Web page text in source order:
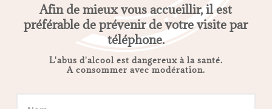
Afin de mieux vous accueillir, il est
préférable de prévenir de votre visite par
téléphone.
L'abus d'alcool est dangereux à la santé.
A consommer avec modération.